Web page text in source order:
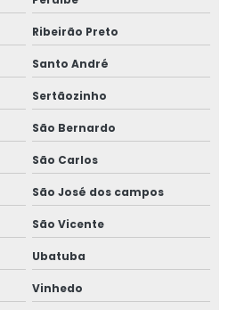
Ribeirão Preto
Santo André
Sertãozinho
São Bernardo
São Carlos
São José dos campos
São Vicente
Ubatuba
Vinhedo